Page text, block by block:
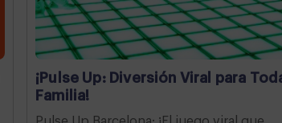
¡Pulse Up: Diversión Viral para
Familia!